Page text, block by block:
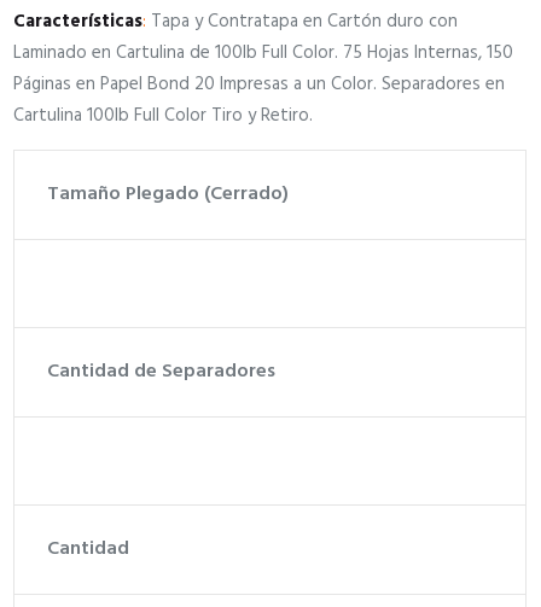
$390.00
through
$1,073.00
Características: Tapa y Contratapa en Cartón duro con
Laminado en Cartulina de 100lb Full Color. 75 Hojas Internas, 150
Páginas en Papel Bond 20 Impresas a un Color. Separadores en
Cartulina 100lb Full Color Tiro y Retiro.
Tamaño Plegado (Cerrado)
Cantidad de Separadores
Cantidad